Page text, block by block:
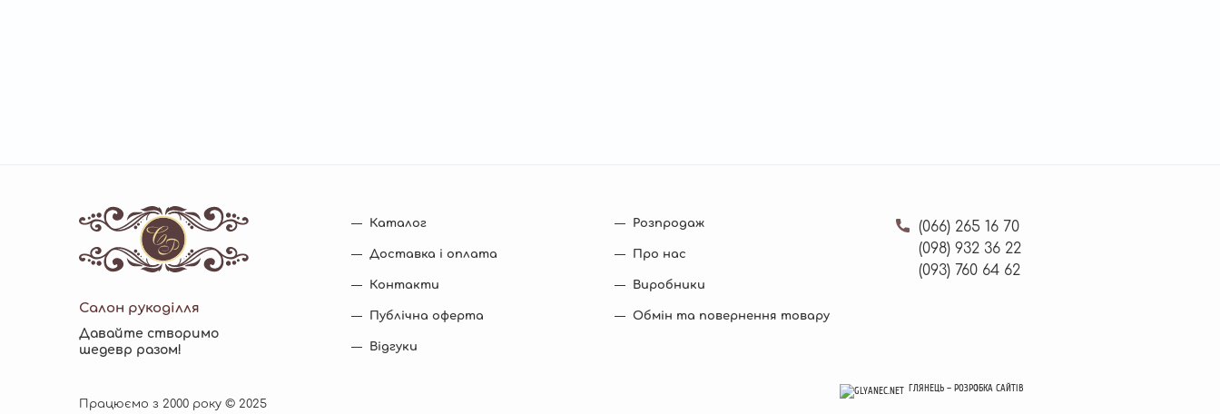
Салон рукоділля
Давайте створимо
шедевр разом!
Меню
нижнього
колонтитулу
Каталог Розпродаж
Доставка і оплата Про нас
Контакти Виробники
Публічна оферта Обмін та повернення товару
Відгуки
(066) 265 16 70
(098) 932 36 22
(093) 760 64 62
Працюємо з 2000 року © 2025
ГЛЯНЕЦЬ – РОЗРОБКА САЙТІВ
ГЛЯНЕЦЬ – РОЗРОБКА САЙТІВ